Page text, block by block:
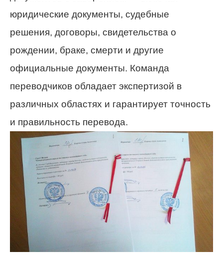
юридические документы, судебные
решения, договоры, свидетельства о
рождении, браке, смерти и другие
официальные документы. Команда
переводчиков обладает экспертизой в
различных областях и гарантирует точность
и правильность перевода.